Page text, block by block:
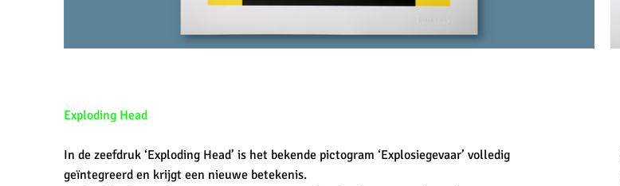
Exploding Head
In de zeefdruk ‘Exploding Head’ is het bekende pictogram ‘Explosiegevaar’ volledig
geïntegreerd en krijgt een nieuwe betekenis.